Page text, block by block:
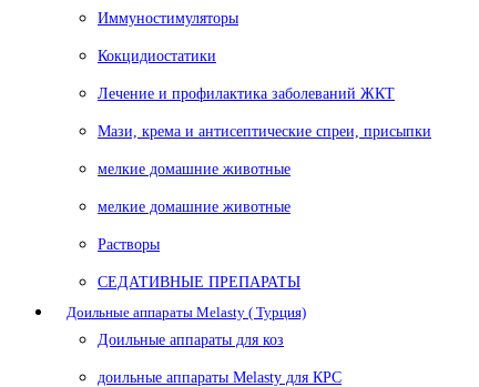
Иммуностимуляторы
Кокцидиостатики
Лечение и профилактика заболеваний ЖКТ
Мази, крема и антисептические спреи, присыпки
мелкие домашние животные
мелкие домашние животные
Растворы
СЕДАТИВНЫЕ ПРЕПАРАТЫ
Доильные аппараты Melasty ( Турция)
Доильные аппараты для коз
доильные аппараты Melasty для КРС